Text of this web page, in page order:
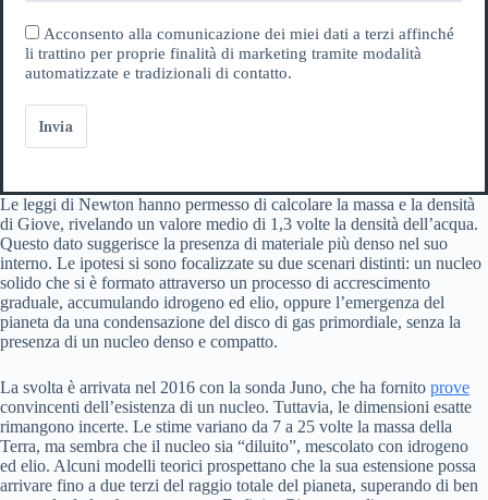
Acconsento alla comunicazione dei miei dati a terzi affinché
li trattino per proprie finalità di marketing tramite modalità
automatizzate e tradizionali di contatto.
Invia
Le leggi di Newton hanno permesso di calcolare la massa e la densità
di Giove, rivelando un valore medio di 1,3 volte la densità dell’acqua.
Questo dato suggerisce la presenza di materiale più denso nel suo
interno. Le ipotesi si sono focalizzate su due scenari distinti: un nucleo
solido che si è formato attraverso un processo di accrescimento
graduale, accumulando idrogeno ed elio, oppure l’emergenza del
pianeta da una condensazione del disco di gas primordiale, senza la
presenza di un nucleo denso e compatto.
La svolta è arrivata nel 2016 con la sonda Juno, che ha fornito prove
convincenti dell’esistenza di un nucleo. Tuttavia, le dimensioni esatte
rimangono incerte. Le stime variano da 7 a 25 volte la massa della
Terra, ma sembra che il nucleo sia “diluito”, mescolato con idrogeno
ed elio. Alcuni modelli teorici prospettano che la sua estensione possa
arrivare fino a due terzi del raggio totale del pianeta, superando di ben